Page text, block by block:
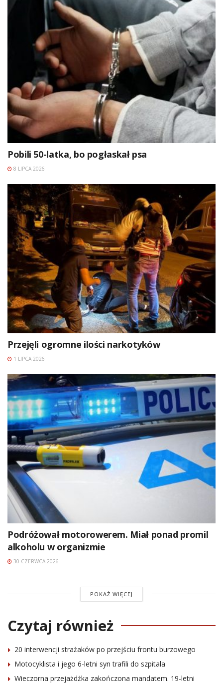
Pobili 50-latka, bo pogłaskał psa
8 LIPCA 2026
Przejęli ogromne ilości narkotyków
1 LIPCA 2026
Podróżował motorowerem. Miał ponad promil
alkoholu w organizmie
30 CZERWCA 2026
POKAŻ WIĘCEJ
Czytaj również
20 interwencji strażaków po przejściu frontu burzowego
Motocyklista i jego 6-letni syn trafili do szpitala
Wieczorna przejażdżka zakończona mandatem. 19-letni